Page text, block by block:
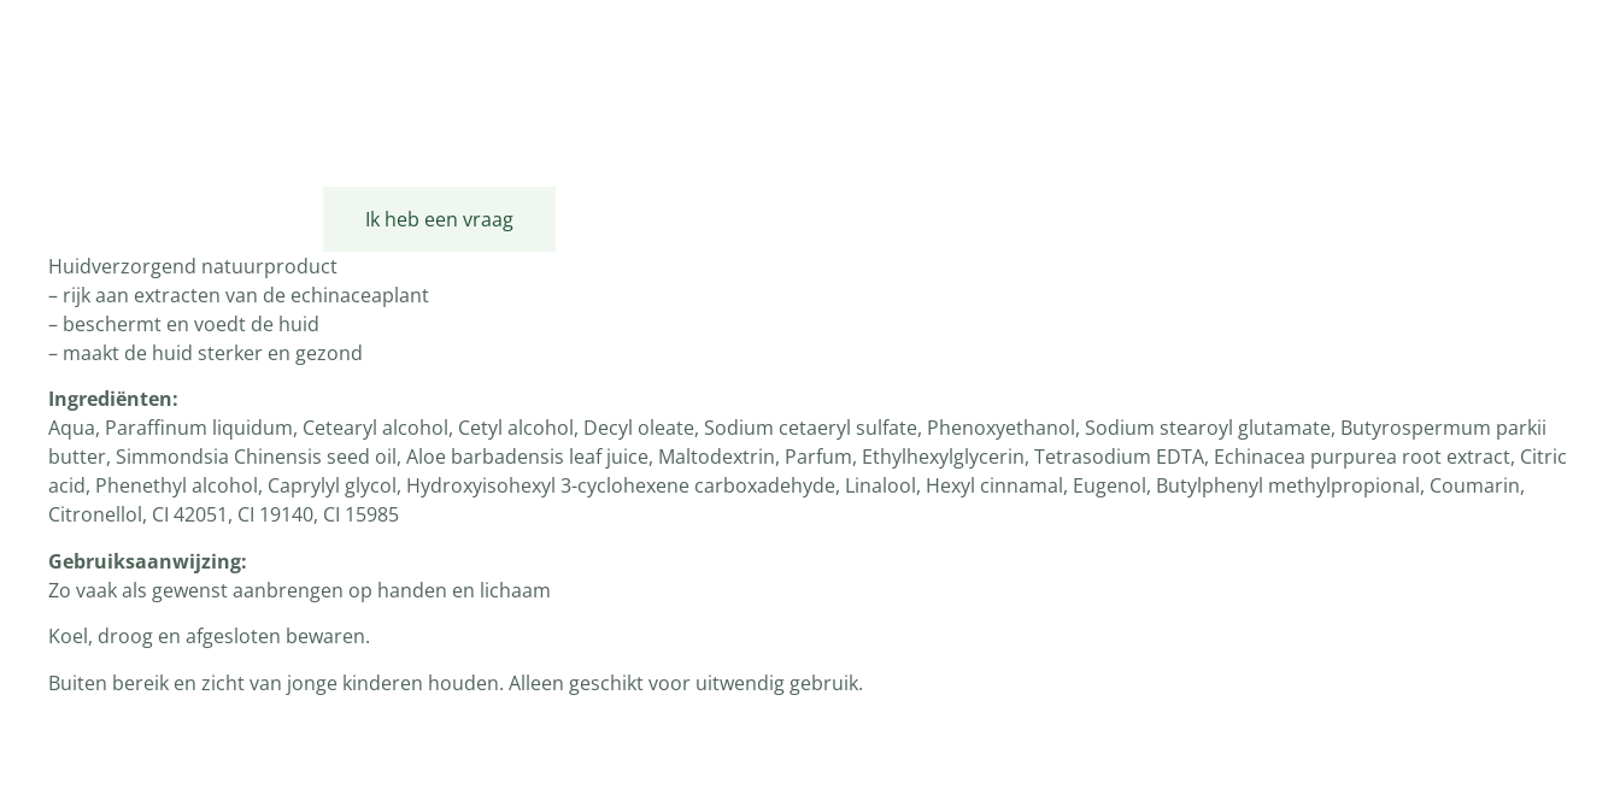
Ik heb een vraag
Huidverzorgend natuurproduct
– rijk aan extracten van de echinaceaplant
– beschermt en voedt de huid
– maakt de huid sterker en gezond
Ingrediënten:
Aqua, Paraffinum liquidum, Cetearyl alcohol, Cetyl alcohol, Decyl oleate, Sodium cetaeryl sulfate, Phenoxyethanol, Sodium stearoyl glutamate, Butyrospermum parkii
butter, Simmondsia Chinensis seed oil, Aloe barbadensis leaf juice, Maltodextrin, Parfum, Ethylhexylglycerin, Tetrasodium EDTA, Echinacea purpurea root extract, Citric
acid, Phenethyl alcohol, Caprylyl glycol, Hydroxyisohexyl 3-cyclohexene carboxadehyde, Linalool, Hexyl cinnamal, Eugenol, Butylphenyl methylpropional, Coumarin,
Citronellol, CI 42051, CI 19140, CI 15985
Gebruiksaanwijzing:
Zo vaak als gewenst aanbrengen op handen en lichaam
Koel, droog en afgesloten bewaren.
Buiten bereik en zicht van jonge kinderen houden. Alleen geschikt voor uitwendig gebruik.